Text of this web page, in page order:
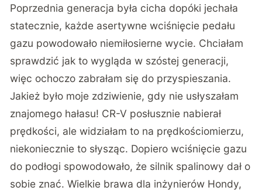
Poprzednia generacja była cicha dopóki jechała
statecznie, każde asertywne wciśnięcie pedału
gazu powodowało niemiłosierne wycie. Chciałam
sprawdzić jak to wygląda w szóstej generacji,
więc ochoczo zabrałam się do przyspieszania.
Jakież było moje zdziwienie, gdy nie usłyszałam
znajomego hałasu! CR-V posłusznie nabierał
prędkości, ale widziałam to na prędkościomierzu,
niekoniecznie to słysząc. Dopiero wciśnięcie gazu
do podłogi spowodowało, że silnik spalinowy dał o
sobie znać. Wielkie brawa dla inżynierów Hondy,